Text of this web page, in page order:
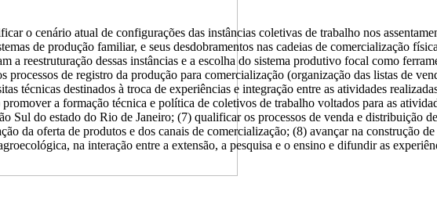
o cenário atual de configurações das instâncias coletivas de trabalho nos
de produção familiar, e seus desdobramentos nas cadeias de comercialização
a reestruturação dessas instâncias e a escolha do sistema produtivo focal como
processos de registro da produção para comercialização (organização das listas de
técnicas destinados à troca de experiências e integração entre as atividades
a formação técnica e política de coletivos de trabalho voltados para as
Sul do estado do Rio de Janeiro; (7) qualificar os processos de venda e distribuição
da oferta de produtos e dos canais de comercialização; (8) avançar na construção
na interação entre a extensão, a pesquisa e o ensino e difundir as